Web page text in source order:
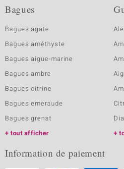
Bagues
Bagues agate
Bagues améthyste
Bagues aigue-marine
Bagues ambre
Bagues citrine
Bagues emeraude
Bagues grenat
tout afficher
Information de paiement